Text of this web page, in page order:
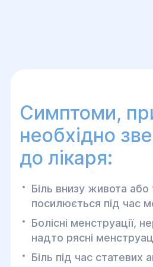
Симптоми,
необхідно
до лікаря:
Біль внизу живота
посилюється під час
Болісні менструації,
надто рясні
Біль під час статевих